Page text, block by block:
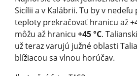
Sicílii a v Kalábrii. Tu by v
teploty prekračovať hranicu až
môžu až hranicu +45 °C.
už teraz varujú južné oblasti
blížiacou sa vlnou horúčav.